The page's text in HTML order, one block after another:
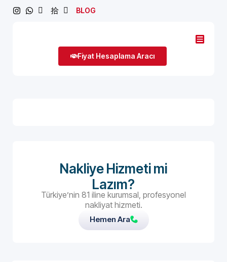
BLOG
Fiyat Hesaplama Aracı
Nakliye Hizmeti mi
Lazım?
Türkiye’nin 81 iline kurumsal, profesyonel
nakliyat hizmeti.
Hemen Ara